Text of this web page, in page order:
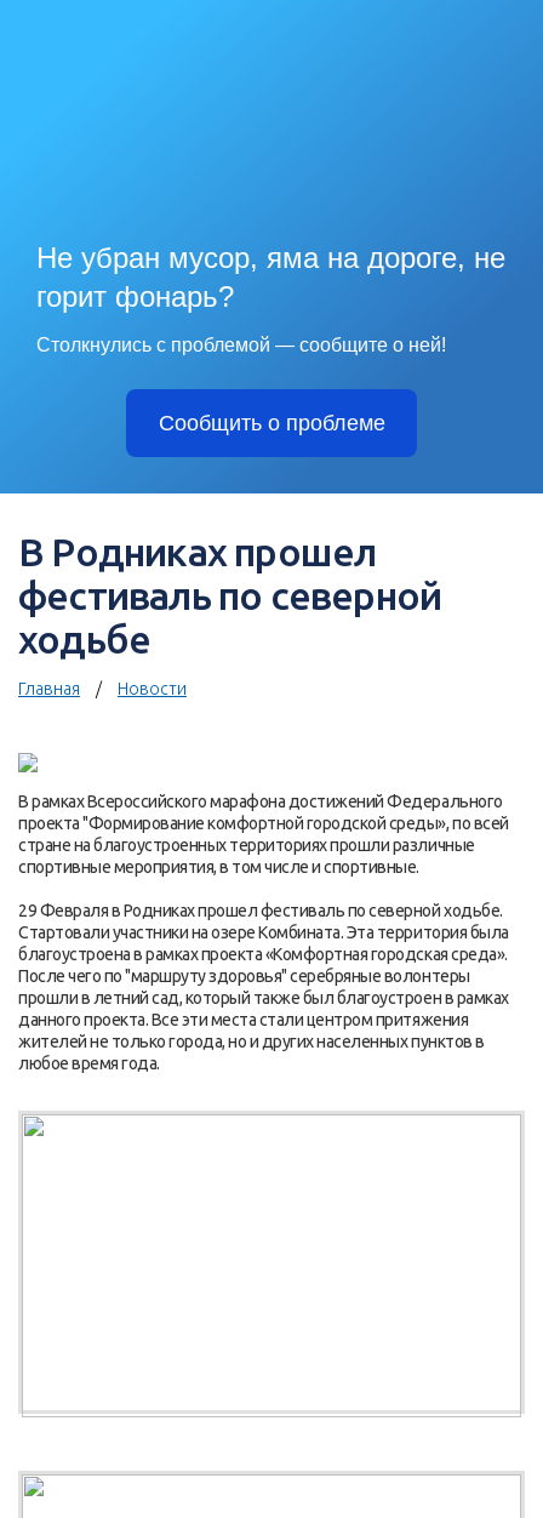
Не убран мусор, яма на дороге, не
горит фонарь?
Столкнулись с проблемой — сообщите о ней!
Сообщить о проблеме
В Родниках прошел
фестиваль по северной
ходьбе
Главная Новости
В рамках Всероссийского марафона достижений Федерального
проекта "Формирование комфортной городской среды», по всей
стране на благоустроенных территориях прошли различные
спортивные мероприятия, в том числе и спортивные.
29 Февраля в Родниках прошел фестиваль по северной ходьбе.
Стартовали участники на озере Комбината. Эта территория была
благоустроена в рамках проекта «Комфортная городская среда».
После чего по "маршруту здоровья" серебряные волонтеры
прошли в летний сад, который также был благоустроен в рамках
данного проекта. Все эти места стали центром притяжения
жителей не только города, но и других населенных пунктов в
любое время года.